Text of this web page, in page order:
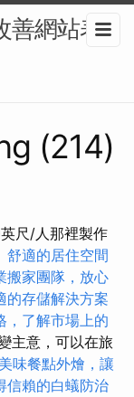
善網站表
(214)
尺/人那裡製作
舒適的居住空間
搬家團隊，放心
的存儲解決方案
，了解市場上的
主意，可以在旅
美味餐點外燴，讓
信賴的白蟻防治